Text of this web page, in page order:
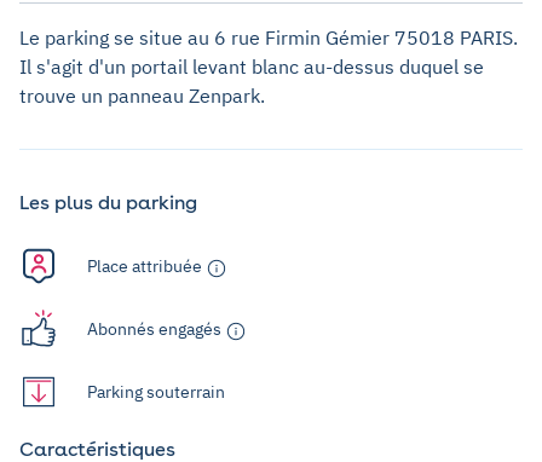
Le parking se situe au 6 rue Firmin Gémier 75018 PARIS.
Il s'agit d'un portail levant blanc au-dessus duquel se
trouve un panneau Zenpark.
Les plus du parking
Place attribuée
Abonnés engagés
Parking souterrain
Caractéristiques